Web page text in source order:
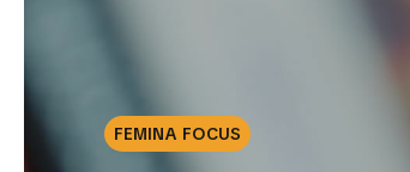
FEMINA FOCUS